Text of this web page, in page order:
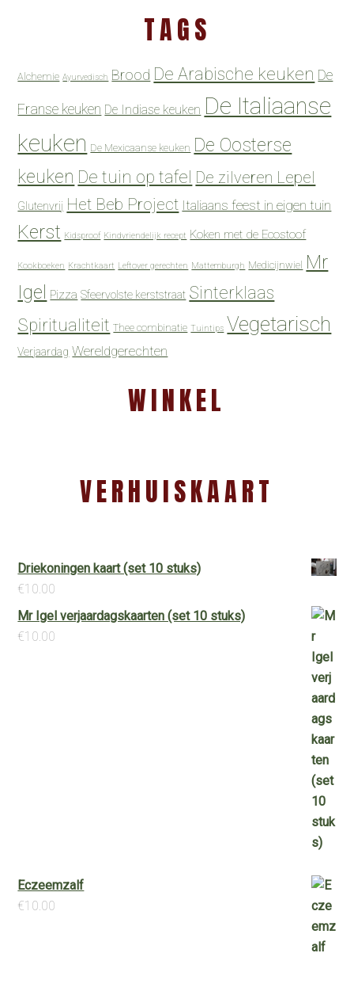
TAGS
Alchemie Ayurvedisch Brood De Arabische keuken De
Franse keuken De Indiase keuken De Italiaanse
keuken De Mexicaanse keuken De Oosterse
keuken De tuin op tafel De zilveren Lepel
Glutenvrij Het Beb Project Italiaans feest in eigen tuin
Kerst Kidsproof Kindvriendelijk recept Koken met de Ecostoof
Kookboeken Krachtkaart Leftover gerechten Mattemburgh Medicijnwiel Mr
Igel
Pizza Sfeervolste kerststraat Sinterklaas
Spiritualiteit Thee combinatie Tuintips Vegetarisch
Verjaardag Wereldgerechten
WINKEL
VERHUISKAART
Driekoningen kaart (set 10 stuks)
€10.00
Mr Igel verjaardagskaarten (set 10 stuks)
€10.00
Eczeemzalf
€10.00